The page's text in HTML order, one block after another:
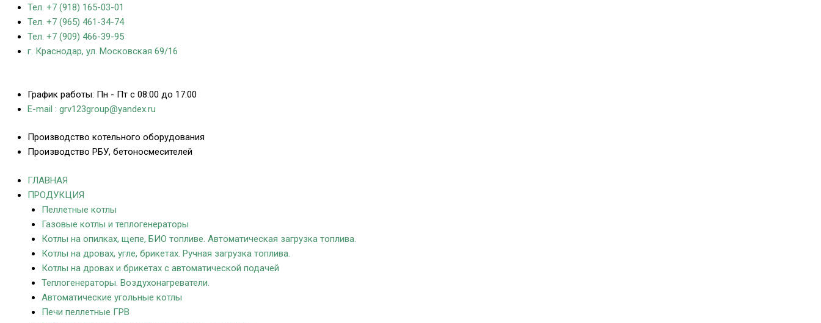
Тел. +7 (918) 165-03-01
Тел. +7 (965) 461-34-74
Тел. +7 (909) 466-39-95
г. Краснодар, ул. Московская 69/16
График работы: Пн - Пт с 08:00 до 17:00
E-mail : grv123group@yandex.ru
Производство котельного оборудования
Производство РБУ, бетоносмесителей
ГЛАВНАЯ
ПРОДУКЦИЯ
Пеллетные котлы
Газовые котлы и теплогенераторы
Котлы на опилках, щепе, БИО топливе. Автоматическая загрузка топлива.
Котлы на дровах, угле, брикетах. Ручная загрузка топлива.
Котлы на дровах и брикетах с автоматической подачей
Теплогенераторы. Воздухонагреватели.
Автоматические угольные котлы
Печи пеллетные ГРВ